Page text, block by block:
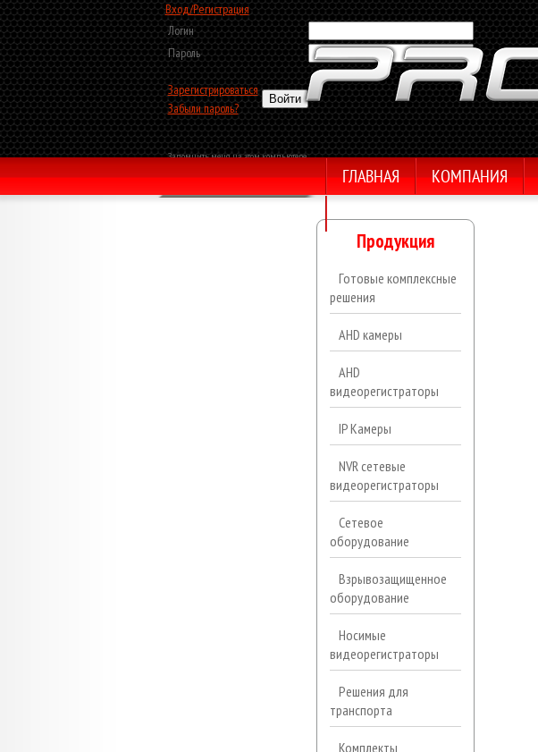
Вход/Регистрация
Логин
Пароль
Зарегистрироваться
Забыли пароль?
Запомнить меня на этом компьютере
ГЛАВНАЯ КОМПАНИЯ
Продукция
Готовые комплексные
решения
AHD камеры
AHD
видеорегистраторы
IP Камеры
NVR сетевые
видеорегистраторы
Сетевое
оборудование
Взрывозащищенное
оборудование
Носимые
видеорегистраторы
Решения для
транспорта
Комплекты